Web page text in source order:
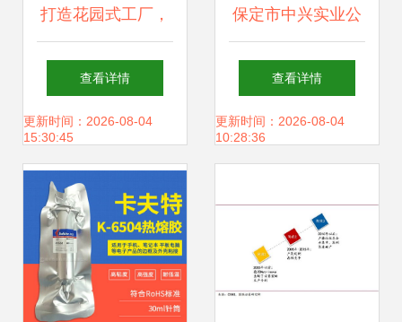
打造花园式工厂，
富达实业再获“绿色
工厂”称号
查看详情
更新时间：2026-08-04
15:30:45
保定市中兴实业公
司防水材料厂创新
投资发展战略探讨
查看详情
更新时间：2026-08-04
10:28:36